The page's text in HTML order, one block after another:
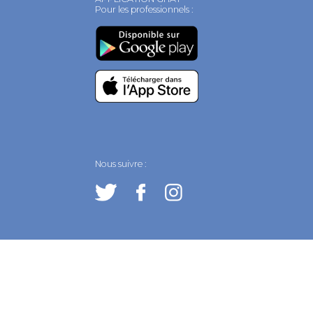
Pour les professionnels :
Nous suivre :